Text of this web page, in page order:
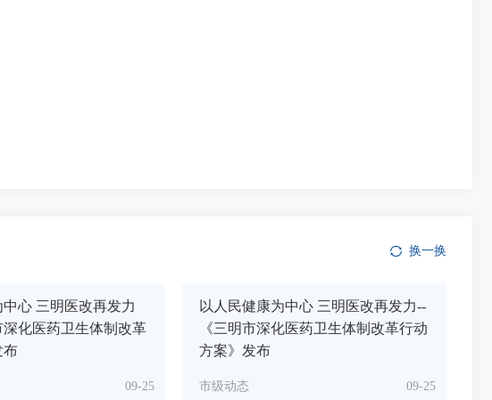
换一换
中心 三明医改再发力
化医药卫生体制改革
布
09-25
以人民健康为中心 三明医改再发力--
《三明市深化医药卫生体制改革行动
方案》发布
09-25
市级动态